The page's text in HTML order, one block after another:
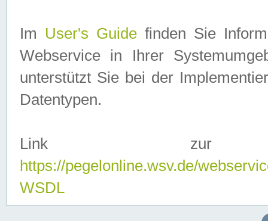
Im User's Guidefinden Sie
Webservice in Ihrer
unterstützt Sie bei der
Datentypen.
Link zur
https://pegelonline.wsv.de/
WSDL